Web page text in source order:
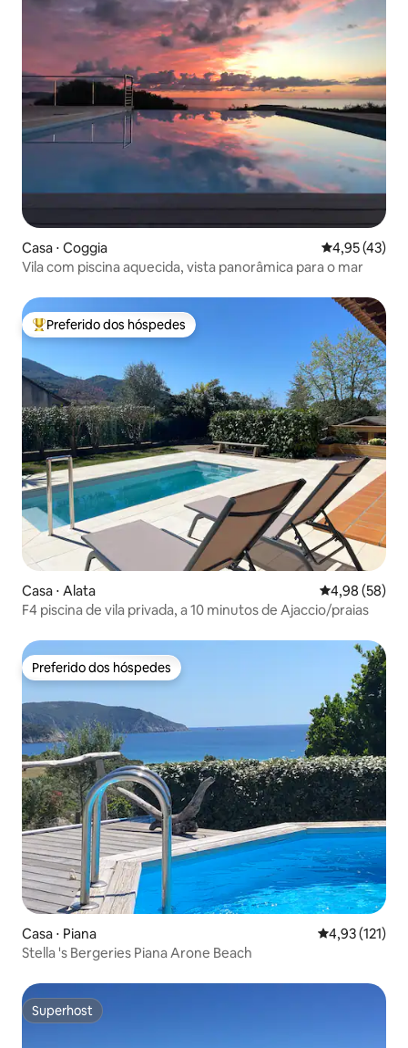
Casa ⋅ Coggia 4,95 de uma
4,95 (43)
Vila com piscina aquecida, vista panorâmica para o mar
Entre os melhores preferidos dos hóspedes
Preferido dos hóspedes
Casa ⋅ Alata 4,98 de uma
4,98 (58)
F4 piscina de vila privada, a 10 minutos de Ajaccio/praias
Preferido dos hóspedes
Preferido dos hóspedes
Casa ⋅ Piana 4,93 de uma
4,93 (121)
Stella 's Bergeries Piana Arone Beach
Superhost
Superhost